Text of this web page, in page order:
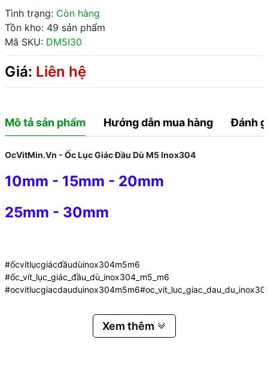
Tình trạng: Còn hàng
Tồn kho: 49 sản phẩm
Mã SKU: DM5I30
Giá: Liên hệ
Mô tả sản phẩm Hướng dẫn mua hàng Đánh
OcVitMin.Vn - Ốc Lục Giác Đầu Dù M5 Inox304
10mm - 15mm - 20mm
25mm - 30mm
#ốcvítlụcgiácđầudùinox304m5m6
#ốc_vít_lục_giác_đầu_dù_inox304_m5_m6
Xem thêm